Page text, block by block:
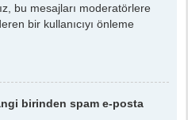
bu mesajları moderatörlere
bir kullanıcıyı önleme
birinden spam e-posta